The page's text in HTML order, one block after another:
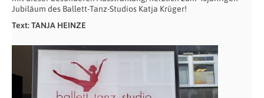
Jubiläum des Ballett-Tanz-Studios Katja Krüger!
Text: TANJA HEINZE